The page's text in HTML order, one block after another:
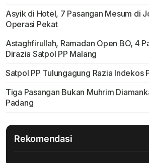
Asyik di Hotel, 7 Pasangan Mesum di
Operasi Pekat
Astaghfirullah, Ramadan Open BO, 4
Dirazia Satpol PP Malang
Satpol PP Tulungagung Razia Indekos
Tiga Pasangan Bukan Muhrim
Padang
Rekomendasi